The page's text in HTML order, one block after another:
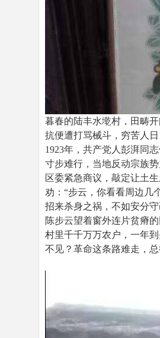
暮春的陆丰水墘村，田畴
抗便遭打骂械斗，穷苦人
1923年， 共产党人 彭湃同志
寸步难行，当地反动宗族
区委紧急商议，敲定让土
劝： “步云，你看看周边几
招来杀身之祸，不如安分
陈步云望着窗外连片贫瘠
村里千千万万农户，一年
不见？革命这条路难走，